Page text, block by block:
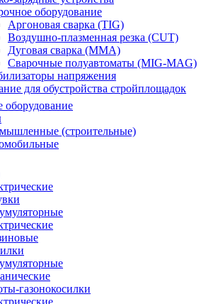
оборудование
Аргоновая сварка (TIG)
Воздушно-плазменная резка (CUT)
Дуговая сварка (ММА)
Сварочные полуавтоматы (MIG-MAG)
напряжения
для обустройства стройплощадок
оборудование
(строительные)
газонокосилки